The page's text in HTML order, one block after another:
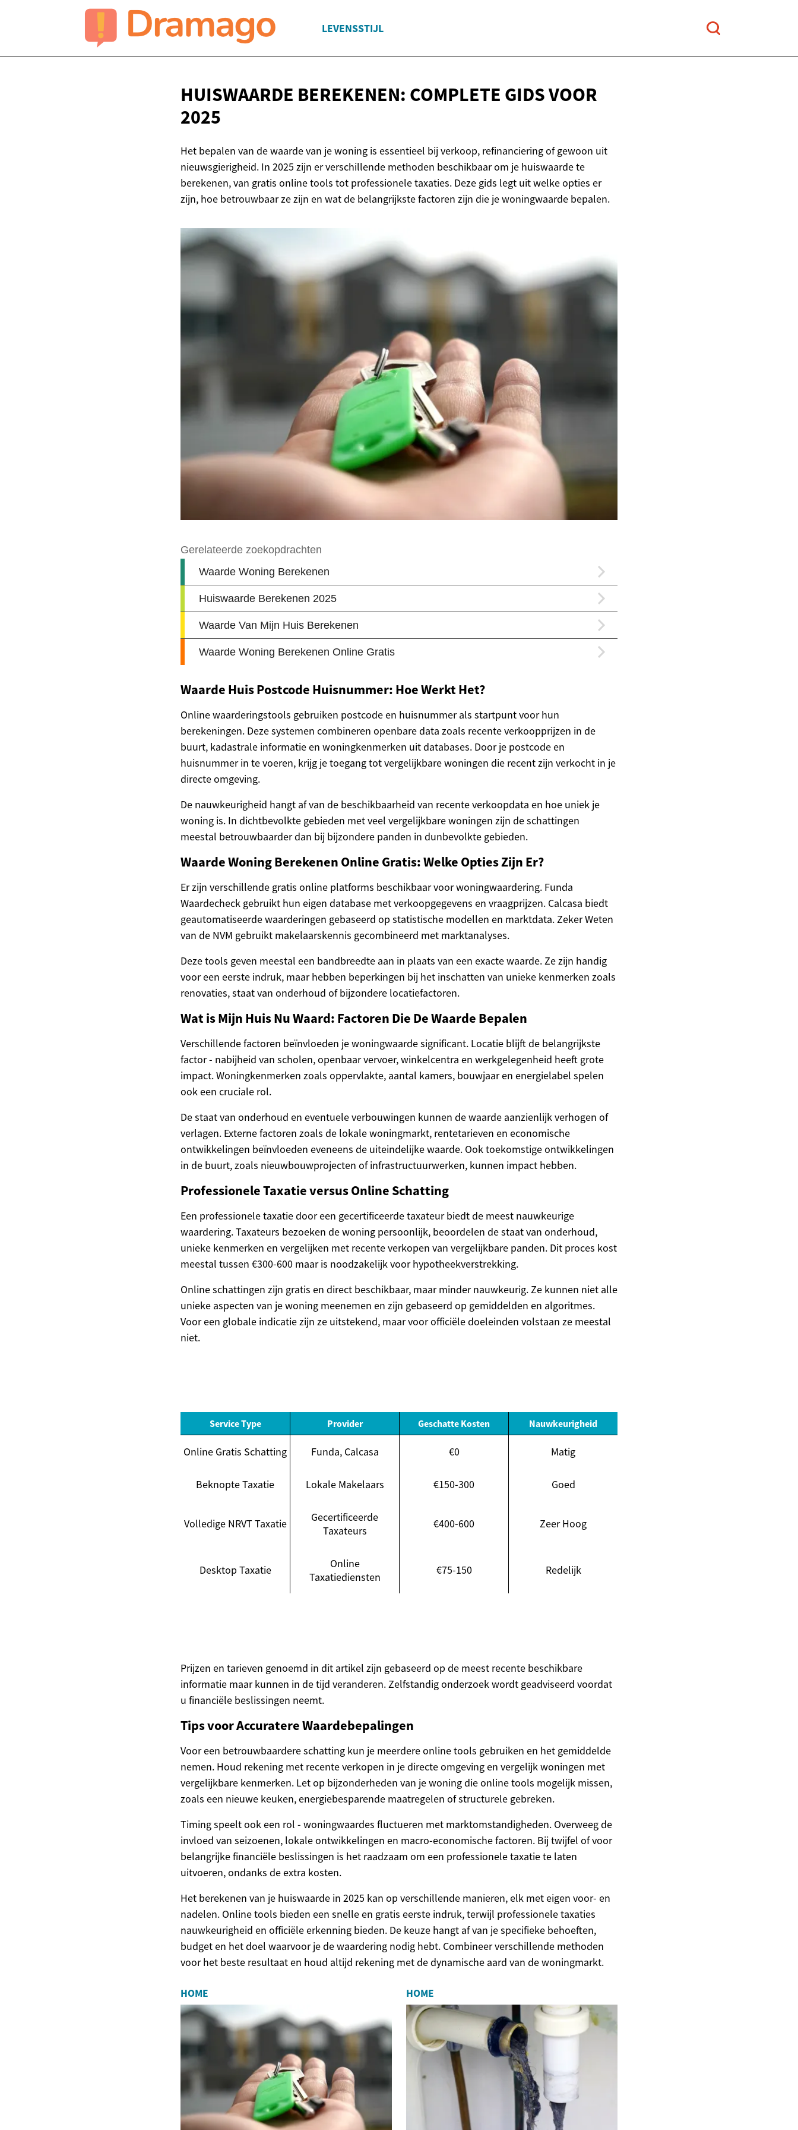
LEVENSSTIJL
HUISWAARDE BEREKENEN: COMPLETE GIDSVOOR
2025
Het bepalen van de waarde van je woning is essentieel bij verkoop, refinanciering of gewoon uit
nieuwsgierigheid. In 2025 zijn er verschillende methoden beschikbaar om je huiswaarde te
berekenen, van gratis online tools tot professionele taxaties. Deze gids legt uit welke opties er
zijn, hoe betrouwbaar ze zijn en wat de belangrijkste factoren zijn die je woningwaarde bepalen.
Waarde Huis Postcode Huisnummer: Hoe Werkt Het?
Online waarderingstools gebruiken postcode en huisnummer als startpunt voor hun
berekeningen. Deze systemen combineren openbare data zoals recente verkoopprijzen in de
buurt, kadastrale informatie en woningkenmerken uit databases. Door je postcode en
huisnummer in te voeren, krijg je toegang tot vergelijkbare woningen die recent zijn verkocht in je
directe omgeving.
De nauwkeurigheid hangt af van de beschikbaarheid van recente verkoopdata en hoe uniek je
woning is. In dichtbevolkte gebieden met veel vergelijkbare woningen zijn de schattingen
meestal betrouwbaarder dan bij bijzondere panden in dunbevolkte gebieden.
Waarde Woning Berekenen Online Gratis: Welke Opties Zijn Er?
Er zijn verschillende gratis online platforms beschikbaar voor woningwaardering. Funda
Waardecheck gebruikt hun eigen database met verkoopgegevens en vraagprijzen. Calcasa biedt
geautomatiseerde waarderingen gebaseerd op statistische modellen en marktdata. Zeker Weten
van de NVM gebruikt makelaarskennis gecombineerd met marktanalyses.
Deze tools geven meestal een bandbreedte aan in plaats van een exacte waarde. Ze zijn handig
voor een eerste indruk, maar hebben beperkingen bij het inschatten van unieke kenmerken zoals
renovaties, staat van onderhoud of bijzondere locatiefactoren.
Wat is Mijn Huis Nu Waard: Factoren Die De Waarde Bepalen
Verschillende factoren beïnvloeden je woningwaarde significant. Locatie blijft de belangrijkste
factor - nabijheid van scholen, openbaar vervoer, winkelcentra en werkgelegenheid heeft grote
impact. Woningkenmerken zoals oppervlakte, aantal kamers, bouwjaar en energielabel spelen
ook een cruciale rol.
De staat van onderhoud en eventuele verbouwingen kunnen de waarde aanzienlijk verhogen of
verlagen. Externe factoren zoals de lokale woningmarkt, rentetarieven en economische
ontwikkelingen beïnvloeden eveneens de uiteindelijke waarde. Ook toekomstige ontwikkelingen
in de buurt, zoals nieuwbouwprojecten of infrastructuurwerken, kunnen impact hebben.
Professionele Taxatie versus Online Schatting
Een professionele taxatie door een gecertificeerde taxateur biedt de meest nauwkeurige
waardering. Taxateurs bezoeken de woning persoonlijk, beoordelen de staat van onderhoud,
unieke kenmerken en vergelijken met recente verkopen van vergelijkbare panden. Dit proces kost
meestal tussen €300-600 maar is noodzakelijk voor hypotheekverstrekking.
Online schattingen zijn gratis en direct beschikbaar, maar minder nauwkeurig. Ze kunnen niet alle
unieke aspecten van je woning meenemen en zijn gebaseerd op gemiddelden en algoritmes.
Voor een globale indicatie zijn ze uitstekend, maar voor officiële doeleinden volstaan ze meestal
niet.
Service Type Provider Geschatte Kosten Nauwkeurigheid
Online Gratis Schatting Funda, Calcasa €0 Matig
Beknopte Taxatie Lokale Makelaars €150-300 Goed
Volledige NRVT Taxatie
Gecertificeerde
Taxateurs
€400-600 Zeer Hoog
Desktop Taxatie
Online
Taxatiediensten
€75-150 Redelijk
Prijzen en tarieven genoemd in dit artikel zijn gebaseerd op de meest recente beschikbare
informatie maar kunnen in de tijd veranderen. Zelfstandig onderzoek wordt geadviseerd voordat
u financiële beslissingen neemt.
Tips voor Accuratere Waardebepalingen
Voor een betrouwbaardere schatting kun je meerdere online tools gebruiken en het gemiddelde
nemen. Houd rekening met recente verkopen in je directe omgeving en vergelijk woningen met
vergelijkbare kenmerken. Let op bijzonderheden van je woning die online tools mogelijk missen,
zoals een nieuwe keuken, energiebesparende maatregelen of structurele gebreken.
Timing speelt ook een rol - woningwaardes fluctueren met marktomstandigheden. Overweeg de
invloed van seizoenen, lokale ontwikkelingen en macro-economische factoren. Bij twijfel of voor
belangrijke financiële beslissingen is het raadzaam om een professionele taxatie te laten
uitvoeren, ondanks de extra kosten.
Het berekenen van je huiswaarde in 2025 kan op verschillende manieren, elk met eigen voor- en
nadelen. Online tools bieden een snelle en gratis eerste indruk, terwijl professionele taxaties
nauwkeurigheid en officiële erkenning bieden. De keuze hangt af van je specifieke behoeften,
budget en het doel waarvoor je de waardering nodig hebt. Combineer verschillende methoden
voor het beste resultaat en houd altijd rekening met de dynamische aard van de woningmarkt.
HOME HOME